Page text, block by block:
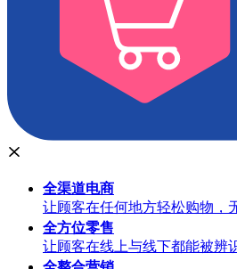
全渠道电商
让顾客在任何地方轻松购物，
全方位零售
让顾客在线上与线下都能被辨